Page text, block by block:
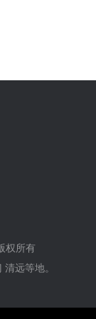
权所有
清远等地。